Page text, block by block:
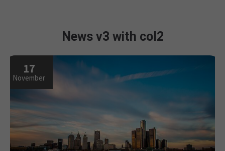
News v3 with col2
17
November